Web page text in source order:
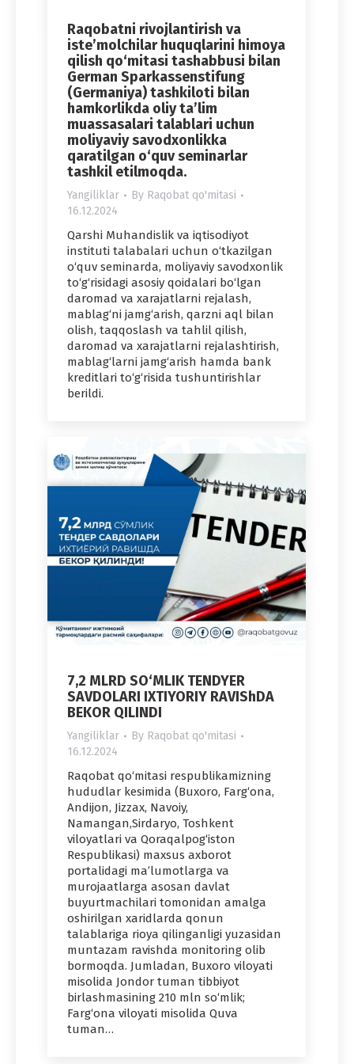
Raqobatni rivojlantirish va
iste’molchilar huquqlarini himoya
qilish qo‘mitasi tashabbusi bilan
German Sparkassenstifung
(Germaniya) tashkiloti bilan
hamkorlikda oliy ta’lim
muassasalari talablari uchun
moliyaviy savodxonlikka
qaratilgan o‘quv seminarlar
tashkil etilmoqda.
Yangiliklar By Raqobat qo'mitasi
16.12.2024
Qarshi Muhandislik va iqtisodiyot
instituti talabalari uchun o‘tkazilgan
o‘quv seminarda, moliyaviy savodxonlik
to‘g‘risidagi asosiy qoidalari bo‘lgan
daromad va xarajatlarni rejalash,
mablag‘ni jamg‘arish, qarzni aql bilan
olish, taqqoslash va tahlil qilish,
daromad va xarajatlarni rejalashtirish,
mablag‘larni jamg‘arish hamda bank
kreditlari to‘g‘risida tushuntirishlar
berildi.
7,2 MLRD SO‘MLIK TENDYER
SAVDOLARI IXTIYORIY RAVIShDA
BEKOR QILINDI
Yangiliklar By Raqobat qo'mitasi
16.12.2024
Raqobat qo‘mitasi respublikamizning
hududlar kesimida (Buxoro, Farg‘ona,
Andijon, Jizzax, Navoiy,
Namangan,Sirdaryo, Toshkent
viloyatlari va Qoraqalpog‘iston
Respublikasi) maxsus axborot
portalidagi ma’lumotlarga va
murojaatlarga asosan davlat
buyurtmachilari tomonidan amalga
oshirilgan xaridlarda qonun
talablariga rioya qilinganligi yuzasidan
muntazam ravishda monitoring olib
bormoqda. Jumladan, Buxoro viloyati
misolida Jondor tuman tibbiyot
birlashmasining 210 mln so‘mlik;
Farg‘ona viloyati misolida Quva
tuman…